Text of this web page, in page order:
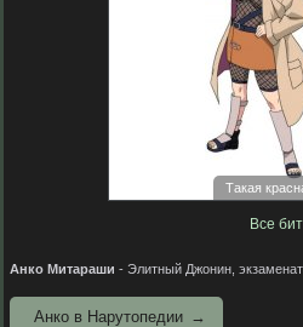
Такая
Все
Анко Митараши - Элитный Джонин,
Анко в Нарутопедии